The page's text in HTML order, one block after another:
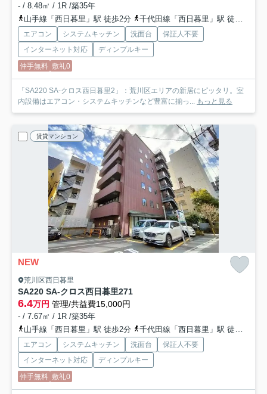
- / 8.48㎡ / 1R /築35年
山手線「西日暮里」駅 徒歩2分
千代田線「西日暮里」駅 徒歩2分
エアコン システムキッチン 洗面台
保証人不要
インターネット対応
ディンプルキー
仲手無料 敷礼0
「SA220 SA-クロス西日暮里2」：荒川区エリアの新居にピッタリ。室
内設備はエアコン・システムキッチンなど豊富に揃っ... もっと見る
賃貸マンション
NEW
荒川区西日暮里
SA220 SA-クロス西日暮里271
6.4万円 管理/共益費15,000円
- / 7.67㎡ / 1R /築35年
山手線「西日暮里」駅 徒歩2分
千代田線「西日暮里」駅 徒歩2分
エアコン システムキッチン 洗面台
保証人不要
インターネット対応
ディンプルキー
仲手無料 敷礼0